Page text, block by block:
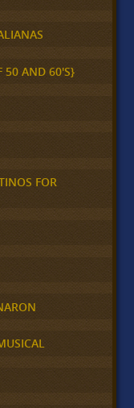
50 AND 60'S}
FOR